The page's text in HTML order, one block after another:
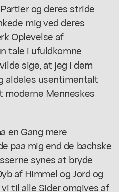
og deres stride
mig ved deres
Oplevelse af
tale i ufuldkomne
sige, at jeg i dem
aldeles usentimentalt
moderne Menneskes
en Gang mere
paa mig end de bachske
synes at bryde
af Himmel og Jord og
til alle Sider omgives af